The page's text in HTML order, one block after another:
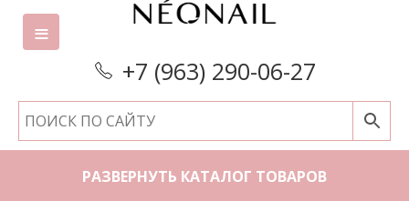
+7 (963) 290-06-27
РАЗВЕРНУТЬ КАТАЛОГ ТОВАРОВ